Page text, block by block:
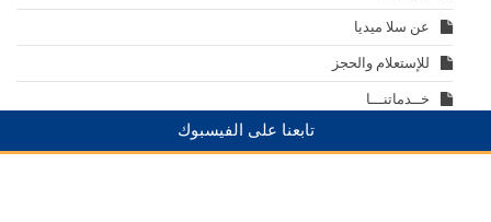
عن سلا ميديا
للإستعلام والحجز
خــدماتنـــا
تابعنا على الفيسبوك